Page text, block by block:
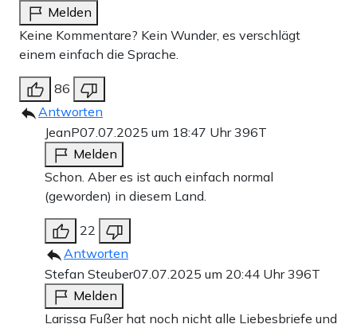
Melden
Keine Kommentare? Kein Wunder, es verschlägt
einem einfach die Sprache.
86
Antworten
JeanP07.07.2025 um 18:47 Uhr396T
Melden
Schon. Aber es ist auch einfach normal
(geworden) in diesem Land.
22
Antworten
Stefan Steuber07.07.2025 um 20:44 Uhr396T
Melden
Larissa Fußer hat noch nicht alle Liebesbriefe und